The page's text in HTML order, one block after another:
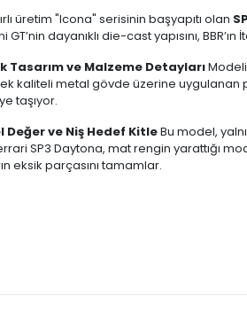
üretim "Icona" serisinin başyapıtı olan
GT’nin dayanıklı die-cast yapısını,
Tasarım ve Malzeme Detayları
kaliteli metal gövde üzerine uygulanan
taşıyor.
Değer ve Niş Hedef KitleBu model,
SP3 Daytona, mat rengin yarattığı
eksik parçasını tamamlar.